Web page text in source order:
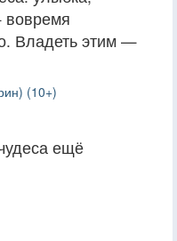
Владеть этим —
(10+)
ещё